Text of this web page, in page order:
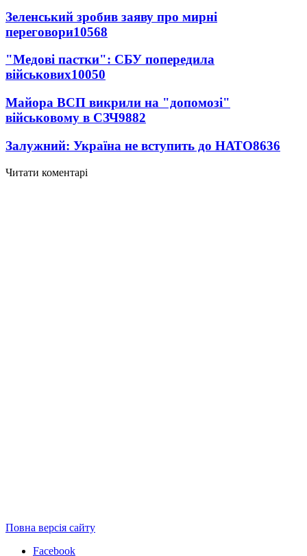
Зеленський зробив заяву про мирні
переговори10568
"Медові пастки": СБУ попередила
військових10050
Майора ВСП викрили на "допомозі"
військовому в СЗЧ9882
Залужний: Україна не вступить до НАТО8636
Читати коментарі
Повна версія сайту
Facebook